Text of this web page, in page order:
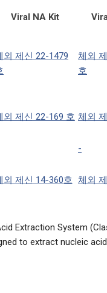
Viral NA Kit
외 제신 22-1479
체외
호
외 제신 22-169 호 체외
-
외 제신 14-360호 체외
Extraction System
to extract nucleic